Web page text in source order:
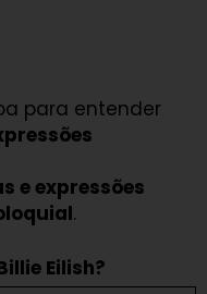
para entender
e expressões
.
Eilish?